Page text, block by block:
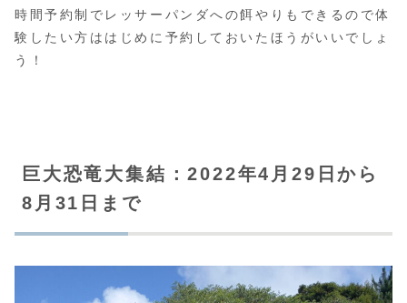
時間予約制でレッサーパンダへの餌やりもできるので体
験したい方ははじめに予約しておいたほうがいいでしょ
う！
巨大恐竜大集結：2022年4月29日から
8月31日まで